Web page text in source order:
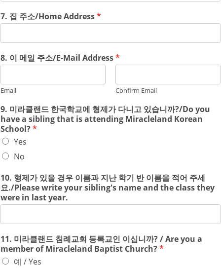
7. 집 주소/Home Address*
8. 이 메일 주소/E-Mail Address*
Email Confirm Email
9. 미라클랜드 한국학교에 형제가 다니고 있습니까?/Do you
have a sibling that is attending Miracleland Korean
School?*
Yes
No
10. 형제가 있을 경우 이름과 지난 학기 반 이름을 적어 주세
요./Please write your sibling's name and the class they
were in last year.
11. 미라클랜드 침례교회 등록교인 이십니까? / Are you a
member of Miracleland Baptist Church?*
예 / Yes